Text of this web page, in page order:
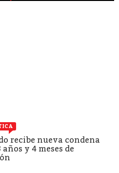
recibe nueva condena
años y 4 meses de